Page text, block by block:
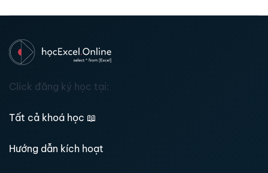
Click đăng ký học tại:
Tất cả khoá học 📖
Hướng dẫn kích hoạt